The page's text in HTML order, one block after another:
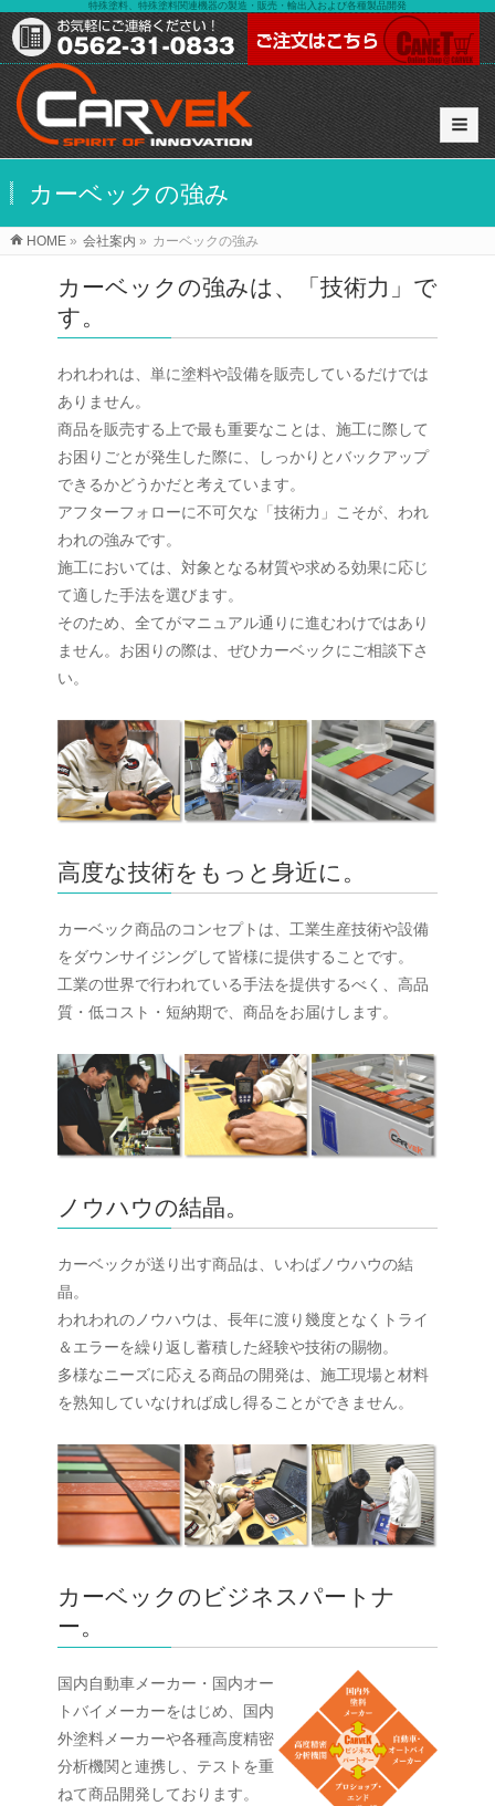
特殊塗料、特殊塗料関連機器の製造・販売・輸出入および各種製品開発
カーベックの強み
HOME» 会社案内 » カーベックの強み
カーベックの強みは、「技術力」で
す。
われわれは、単に塗料や設備を販売しているだけでは
ありません。
商品を販売する上で最も重要なことは、施工に際して
お困りごとが発生した際に、しっかりとバックアップ
できるかどうかだと考えています。
アフターフォローに不可欠な「技術力」こそが、われ
われの強みです。
施工においては、対象となる材質や求める効果に応じ
て適した手法を選びます。
そのため、全てがマニュアル通りに進むわけではあり
ません。お困りの際は、ぜひカーベックにご相談下さ
い。
高度な技術をもっと身近に。
カーベック商品のコンセプトは、工業生産技術や設備
をダウンサイジングして皆様に提供することです。
工業の世界で行われている手法を提供するべく、高品
質・低コスト・短納期で、商品をお届けします。
ノウハウの結晶。
カーベックが送り出す商品は、いわばノウハウの結
晶。
われわれのノウハウは、長年に渡り幾度となくトライ
＆エラーを繰り返し蓄積した経験や技術の賜物。
多様なニーズに応える商品の開発は、施工現場と材料
を熟知していなければ成し得ることができません。
カーベックのビジネスパートナ
ー。
国内自動車メーカー・国内オー
トバイメーカーをはじめ、国内
外塗料メーカーや各種高度精密
分析機関と連携し、テストを重
ねて商品開発しております。